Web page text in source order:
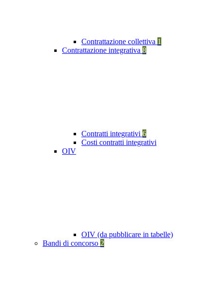
Contrattazione collettiva 1
Contrattazione integrativa 8
Contratti integrativi 6
Costi contratti integrativi
OIV
OIV (da pubblicare in tabelle)
Bandi di concorso 2